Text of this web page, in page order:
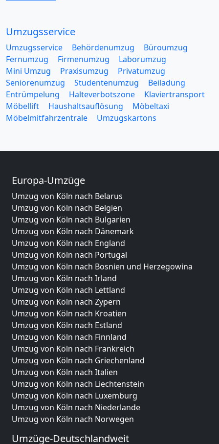
Umzugsservice
Umzugsservice Behördenumzug
Büroumzug
Fernumzug
Firmenumzug
Laborumzug
Mini Umzug
Praxisumzug
Privatumzug
Seniorenumzug
Studentenumzug
Beiladung
Entrümpelung
Halteverbotszone
Klaviertransport
Möbellift
Haushaltsauflösung
Möbeltaxi
Möbelmitfahrzentrale
Umzugskartons
Europa-Umzüge
Umzug von Köln nach Belarus
Umzug von Köln nach Belgien
Umzug von Köln nach Bulgarien
Umzug von Köln nach Dänemark
Umzug von Köln nach England
Umzug von Köln nach Portugal
Umzug von Köln nach Bosnien und Herzegowina
Umzug von Köln nach Irland
Umzug von Köln nach Lettland
Umzug von Köln nach Zypern
Umzug von Köln nach Kroatien
Umzug von Köln nach Estland
Umzug von Köln nach Finnland
Umzug von Köln nach Frankreich
Umzug von Köln nach Griechenland
Umzug von Köln nach Italien
Umzug von Köln nach Liechtenstein
Umzug von Köln nach Luxemburg
Umzug von Köln nach Niederlande
Umzug von Köln nach Norwegen
Umzüge-Deutschlandweit